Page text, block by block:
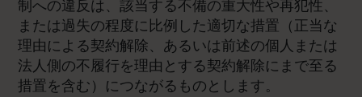
制への違反は、該当する不備の重大性や再犯性、
または過失の程度に比例した適切な措置（正当な
理由による契約解除、あるいは前述の個人または
法人側の不履行を理由とする契約解除にまで至る
措置を含む）につながるものとします。